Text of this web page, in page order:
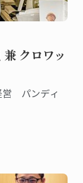
クロワッ
営 パンディ